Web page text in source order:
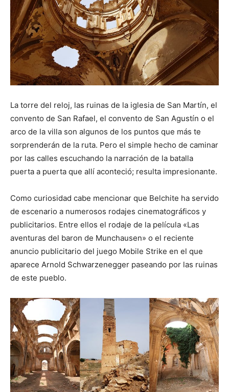
La torre del reloj, las ruinas de la iglesia de San Martín, el
convento de San Rafael, el convento de San Agustín o el
arco de la villa son algunos de los puntos que más te
sorprenderán de la ruta. Pero el simple hecho de caminar
por las calles escuchando la narración de la batalla
puerta a puerta que allí aconteció; resulta impresionante.
Como curiosidad cabe mencionar que Belchite ha servido
de escenario a numerosos rodajes cinematográficos y
publicitarios. Entre ellos el rodaje de la película «Las
aventuras del baron de Munchausen» o el reciente
anuncio publicitario del juego Mobile Strike en el que
aparece Arnold Schwarzenegger paseando por las ruinas
de este pueblo.